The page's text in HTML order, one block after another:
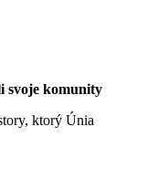
svoje komunity
ktorý Únia